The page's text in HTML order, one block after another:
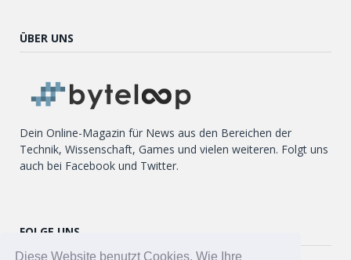
Diese Website benutzt Cookies. Wie Ihre
ÜBER UNS
Dein Online-Magazin für News aus den Bereichen der
Technik, Wissenschaft, Games und vielen weiteren. Folgt uns
auch bei Facebook und Twitter.
FOLGE UNS